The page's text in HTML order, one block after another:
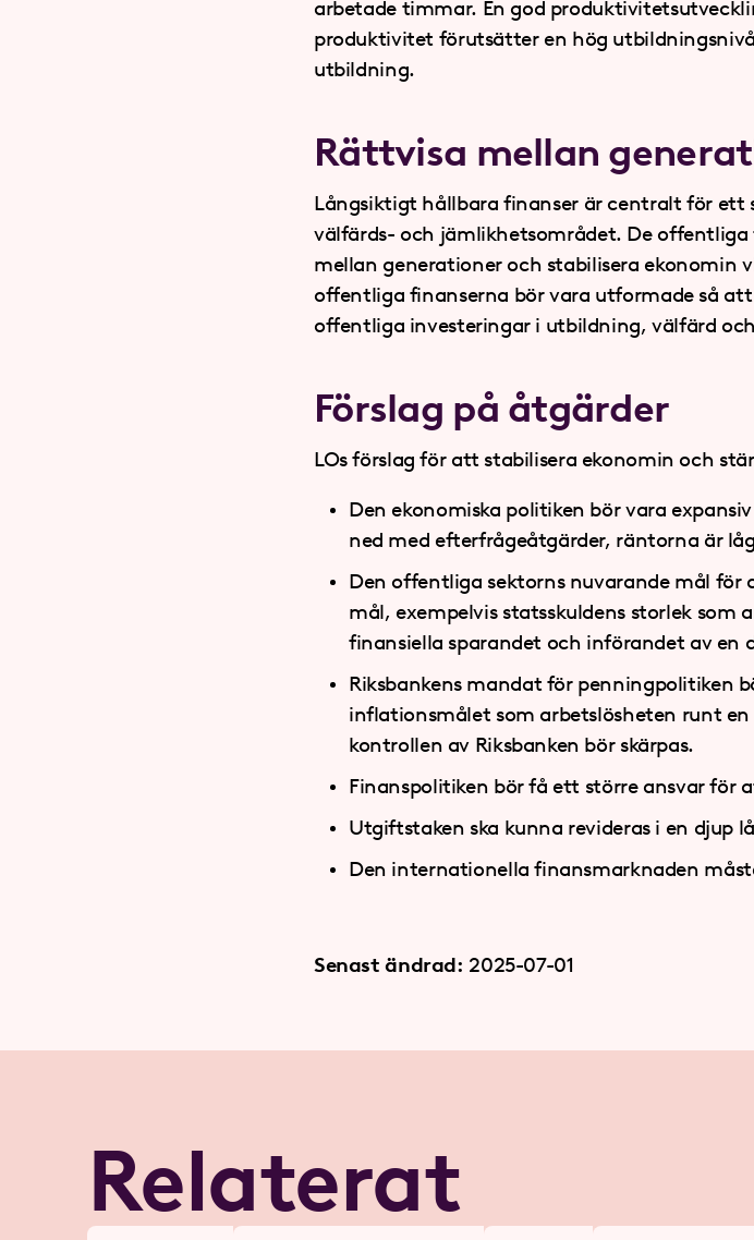
arbetade timmar. En god
produktivitet förutsätter en hög
utbildning.
Rättvisa mellan
Långsiktigt hållbara finanser är centralt för ett
välfärds- och jämlikhetsområdet. De
mellan generationer och stabilisera ekonomin
offentliga finanserna bör vara utformade så
offentliga investeringar i utbildning, välfärd
Förslag på åtgärder
LOs förslag för att stabilisera ekonomin och
Den ekonomiska politiken bör vara
ned med efterfrågeåtgärder, räntorna är
Den offentliga sektorns nuvarande mål för
mål, exempelvis statsskuldens storlek som
finansiella sparandet och införandet av en
Riksbankens mandat för penningpolitiken
inflationsmålet som arbetslösheten runt
kontrollen av Riksbanken bör skärpas.
Finanspolitiken bör få ett större ansvar för
Utgiftstaken ska kunna revideras i en djup
Den internationella finansmarknaden
Senast ändrad: 2025-07-01
Relaterat